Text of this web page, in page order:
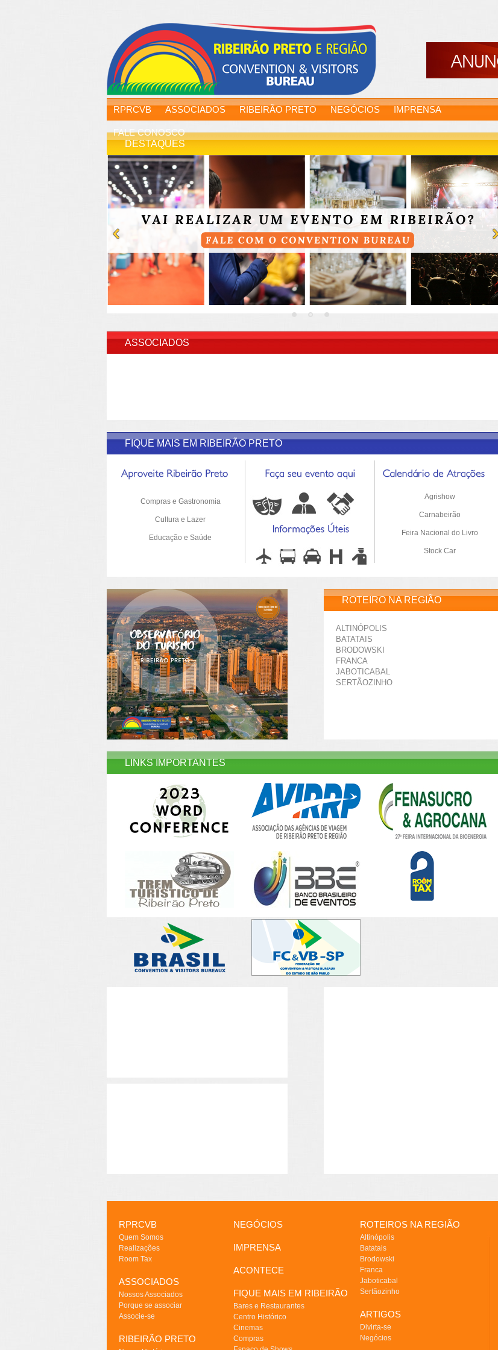
RPRCVB ASSOCIADOS RIBEIRÃO PRETO NEGÓCIOS IMPRENSA
FALE CONOSCO
DESTAQUES
ASSOCIADOS
FIQUE MAIS EM RIBEIRÃO PRETO
Compras e Gastronomia
Cultura e Lazer
Educação e Saúde
Agrishow
Carnabeirão
Feira Nacional do Livro
Stock Car
ROTEIRO NA REGIÃO
ALTINÓPOLIS
BATATAIS
BRODOWSKI
FRANCA
JABOTICABAL
SERTÃOZINHO
LINKS IMPORTANTES
RPRCVB
Quem Somos
Realizações
Room Tax
ASSOCIADOS
Nossos Associados
Porque se associar
Associe-se
RIBEIRÃO PRETO
NEGÓCIOS
IMPRENSA
ACONTECE
FIQUE MAIS EM RIBEIRÃO
Bares e Restaurantes
Centro Histórico
Cinemas
Compras
ROTEIROS NA REGIÃO
Altinópolis
Batatais
Brodowski
Franca
Jaboticabal
Sertãozinho
ARTIGOS
Divirta-se
Negócios